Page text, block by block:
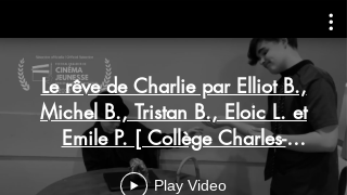
Le rêve de Charlie par Elliot B.,
Michel B., Tristan B., Eloic L. et
Emile P. [ Collège Charles-
Lemoyne ]
Play Video